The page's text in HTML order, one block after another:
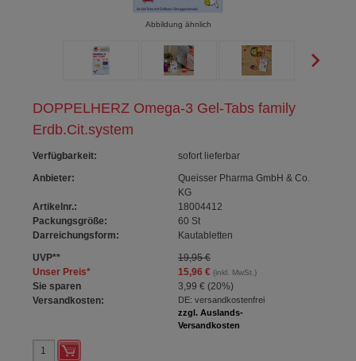
DOPPELHERZ Omega-3 Gel-Tabs family
Erdb.Cit.system
Verfügbarkeit:
sofort lieferbar
Anbieter:
Queisser Pharma GmbH & Co.
KG
Artikelnr.:
18004412
Packungsgröße:
60 St
Darreichungsform:
Kautabletten
UVP**
19,95 €
Unser Preis* 15,96 €(inkl. MwSt.)
Sie sparen 3,99 € (20%)
Versandkosten:
DE: versandkostenfrei
zzgl. Auslands-
Versandkosten
Abbildung ähnlich